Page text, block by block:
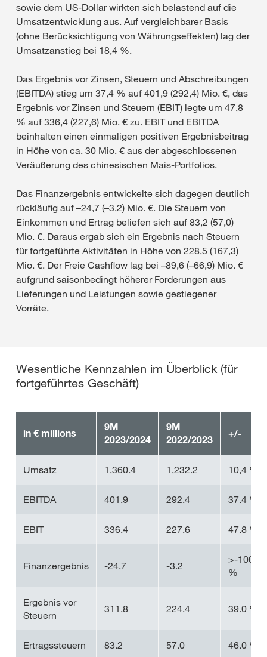
sowie dem US-Dollar wirkten sich belastend auf die
Umsatzentwicklung aus. Auf vergleichbarer Basis
(ohne Berücksichtigung von Währungseffekten) lag der
Umsatzanstieg bei 18,4 %.
Das Ergebnis vor Zinsen, Steuern und Abschreibungen
(EBITDA) stieg um 37,4 % auf 401,9 (292,4) Mio. €, das
Ergebnis vor Zinsen und Steuern (EBIT) legte um 47,8
% auf 336,4 (227,6) Mio. € zu. EBIT und EBITDA
beinhalten einen einmaligen positiven Ergebnisbeitrag
in Höhe von ca. 30 Mio. € aus der abgeschlossenen
Veräußerung des chinesischen Mais-Portfolios.
Das Finanzergebnis entwickelte sich dagegen deutlich
rückläufig auf –24,7 (–3,2) Mio. €. Die Steuern von
Einkommen und Ertrag beliefen sich auf 83,2 (57,0)
Mio. €. Daraus ergab sich ein Ergebnis nach Steuern
für fortgeführte Aktivitäten in Höhe von 228,5 (167,3)
Mio. €. Der Freie Cashflow lag bei –89,6 (–66,9) Mio. €
aufgrund saisonbedingt höherer Forderungen aus
Lieferungen und Leistungen sowie gestiegener
Vorräte.
Wesentliche Kennzahlen im Überblick (für
fortgeführtes Geschäft)
in € millions
9M
2023/2024
9M
2022/2023
+/-
Umsatz 1,360.4 1,232.2 10,4 %
EBITDA 401.9 292.4 37.4 %
EBIT 336.4 227.6 47.8 %
Finanzergebnis -24.7 -3.2
>-100.0
%
Ergebnis vor
Steuern
311.8 224.4 39.0 %
Ertragssteuern 83.2 57.0 46.0 %